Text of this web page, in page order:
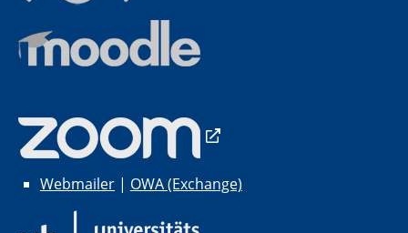
Webmailer | OWA (Exchange)